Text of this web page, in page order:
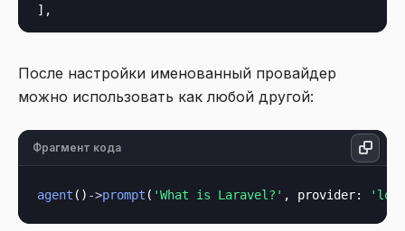
После настройки именованный провайдер
можно использовать как любой другой:
Фрагмент кода
agent () ->prompt ( 'What is Laravel?' , provider: